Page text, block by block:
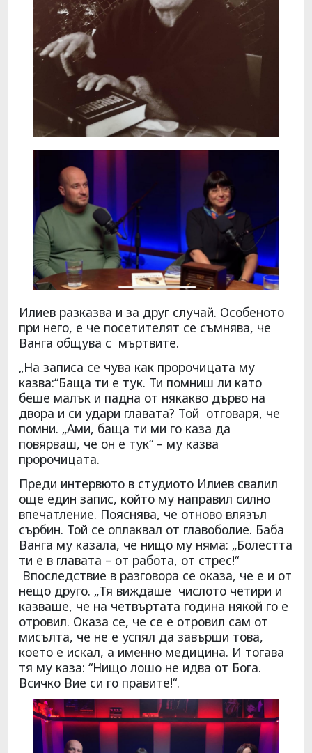
Илиев разказва и за друг случай. Особеното
при него, е че посетителят се съмнява, че
Ванга общува с мъртвите.
„На записа се чува как пророчицата му
казва:“Баща ти е тук. Ти помниш ли като
беше малък и падна от някакво дърво на
двора и си удари главата? Той отговаря, че
помни. „Ами, баща ти ми го каза да
повярваш, че он е тук“ – му казва
пророчицата.
Преди интервюто в студиото Илиев свалил
още един запис, който му направил силно
впечатление. Пояснява, че отново влязъл
сърбин. Той се оплаквал от главоболие. Баба
Ванга му казала, че нищо му няма: „Болестта
ти е в главата – от работа, от стрес!“
Впоследствие в разговора се оказа, че е и от
нещо друго. „Тя виждаше числото четири и
казваше, че на четвъртата година някой го е
отровил. Оказа се, че се е отровил сам от
мисълта, че не е успял да завърши това,
което е искал, а именно медицина. И тогава
тя му каза: “Нищо лошо не идва от Бога.
Всичко Вие си го правите!“.